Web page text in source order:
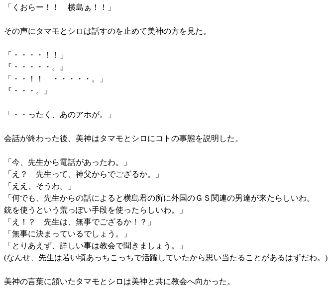
「くおらー！！ 横島ぁ！！」
その声にタマモとシロは話すのを止めて美神の方を見た。
「・・・・！！」
『・・・・・。』
「・・！！ ・・・・・。」
『・・・。』
「・・ったく、あのアホが。」
会話が終わった後、美神はタマモとシロにコトの事態を説明した。
「今、先生から電話があったわ。」
「え？ 先生って、神父からでござるか。」
「ええ、そうわ。」
「何でも、先生からの話によると横島君の所に外国のＧＳ関連の男達が来たらしいわ。
銃を使うという荒っぽい手段を使ったらしいわ。」
「え！？ 先生は、無事でござるか！？」
「無事に決まっているでしょう。」
「とりあえず、詳しい事は教会で聞きましょう。」
(なんせ、先生は若い頃あっちこっちで活躍していたから思い当たることがあるはずだわ。)
美神の言葉に頷いたタマモとシロは美神と共に教会へ向かった。